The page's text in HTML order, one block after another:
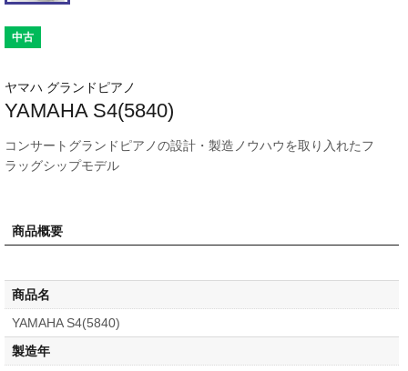
中古
ヤマハ グランドピアノ
YAMAHA S4(5840)
コンサートグランドピアノの設計・製造ノウハウを取り入れたフ
ラッグシップモデル
商品概要
商品名
YAMAHA S4(5840)
製造年